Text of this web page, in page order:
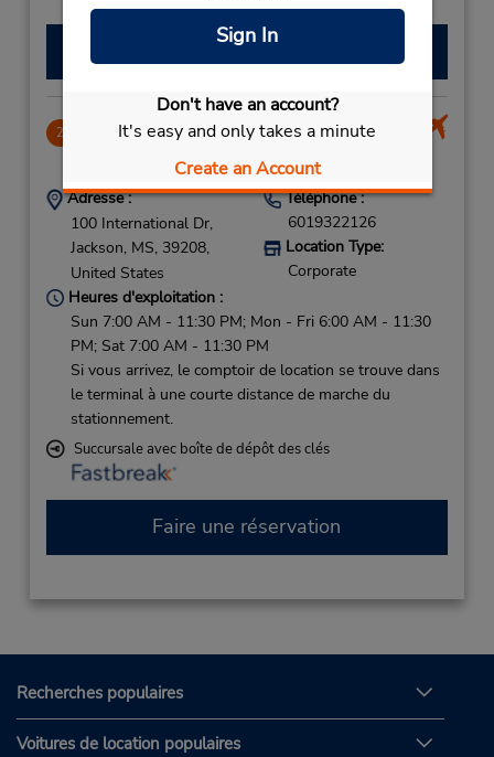
Sign In
Don't have an account?
It's easy and only takes a minute
Create an Account
Faire une réservation
2 Jackson-Evers Intl Airport
Adresse :
100 International Dr,
Jackson, MS, 39208,
United States
Téléphone :
6019322126
Location Type:
Corporate
Heures d'exploitation :
Sun 7:00 AM - 11:30 PM; Mon - Fri 6:00 AM - 11:30
PM; Sat 7:00 AM - 11:30 PM
Si vous arrivez, le comptoir de location se trouve dans
le terminal à une courte distance de marche du
stationnement.
Succursale avec boîte de dépôt des clés
Faire une réservation
Recherches populaires
Voitures de location populaires